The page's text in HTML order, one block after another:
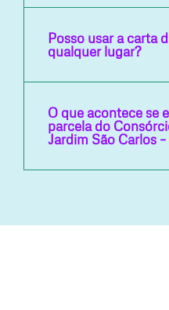
Posso usar a carta
qualquer lugar?
O que acontece se
parcela do
Jardim São Carlos –